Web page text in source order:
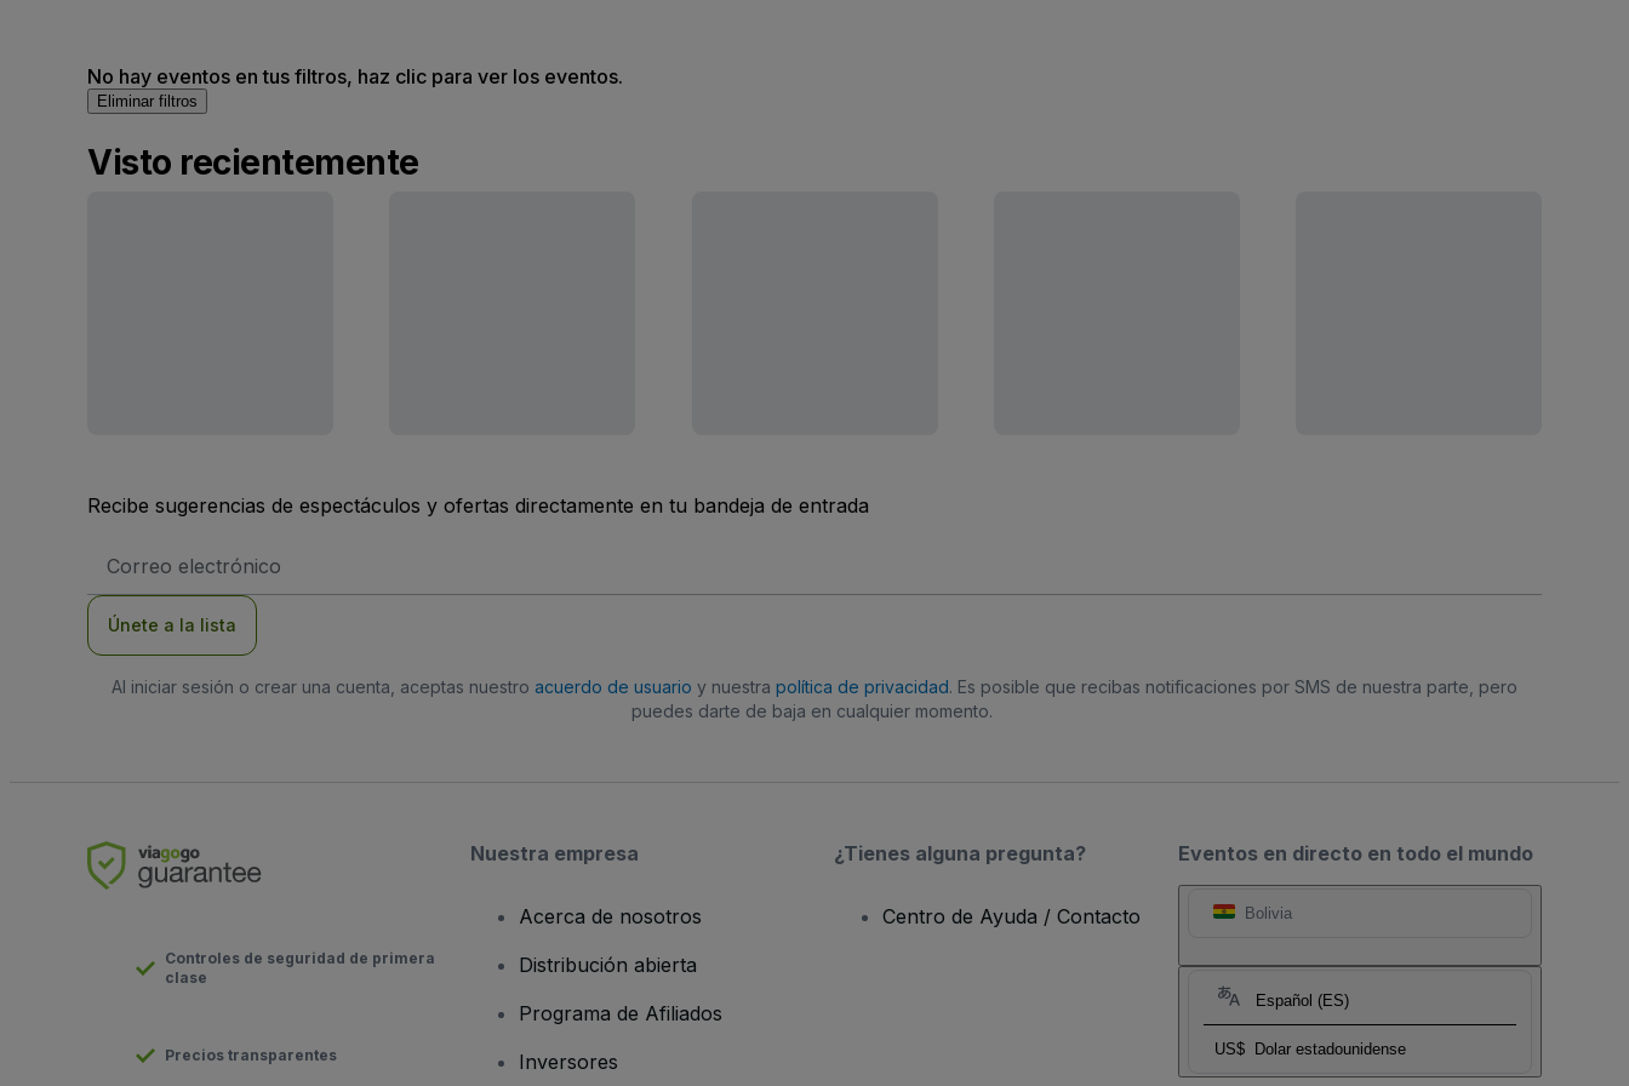
No hay eventos en tus filtros, haz clic para ver los eventos.
Eliminar filtros
Visto recientemente
Recibe sugerencias de espectáculos y ofertas directamente en tu bandeja de entrada
de
Únete a la lista
Al iniciar sesión o crear una cuenta, aceptas nuestro acuerdo de usuario y nuestra política de privacidad. Es posible que recibas notificaciones por SMS de nuestra parte, pero
puedes darte de baja en cualquier momento.
Eventos en directo en todo el mundo
Bolivia
Español (ES)
US$ Dolar estadounidense
Controles de seguridad de primera
clase
Precios transparentes
Nuestra empresa
Acerca de nosotros
Distribución abierta
Programa de Afiliados
Inversores
¿Tienes alguna pregunta?
Centro de Ayuda / Contacto